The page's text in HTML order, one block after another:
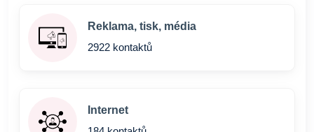
Reklama, tisk, média
2922 kontaktů
Internet